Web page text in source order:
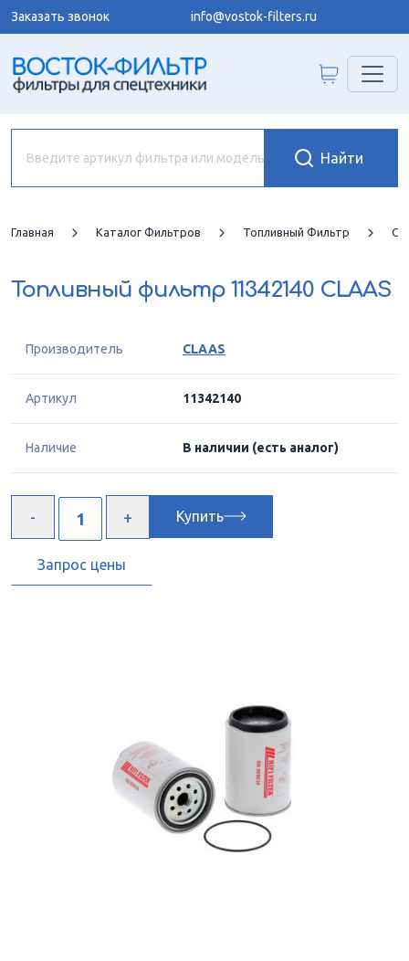
Заказать звонок info@vostok-filters.ru
Главная Каталог Фильтров Топливный Фильтр
Топливный фильтр 11342140 CLAAS
Производитель CLAAS
Артикул 11342140
Наличие В наличии (есть аналог)
Купить
Запрос цены